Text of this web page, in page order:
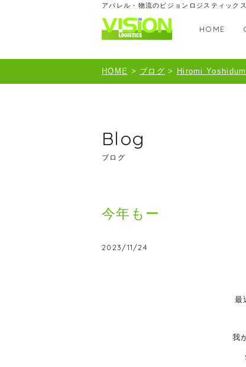
アパレル・物流のビジョンロジスティック
HOME
HOME > ブログ > Hiromi
Blog
ブログ
今年もー
2023/11/24
最
我